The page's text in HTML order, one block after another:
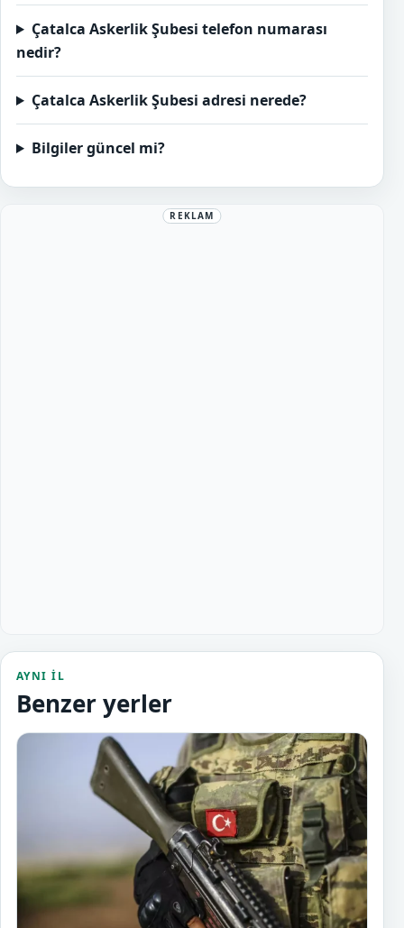
Çatalca Askerlik Şubesi telefon numarası
nedir?
Çatalca Askerlik Şubesi adresi nerede?
Bilgiler güncel mi?
REKLAM
AYNI IL
Benzer yerler